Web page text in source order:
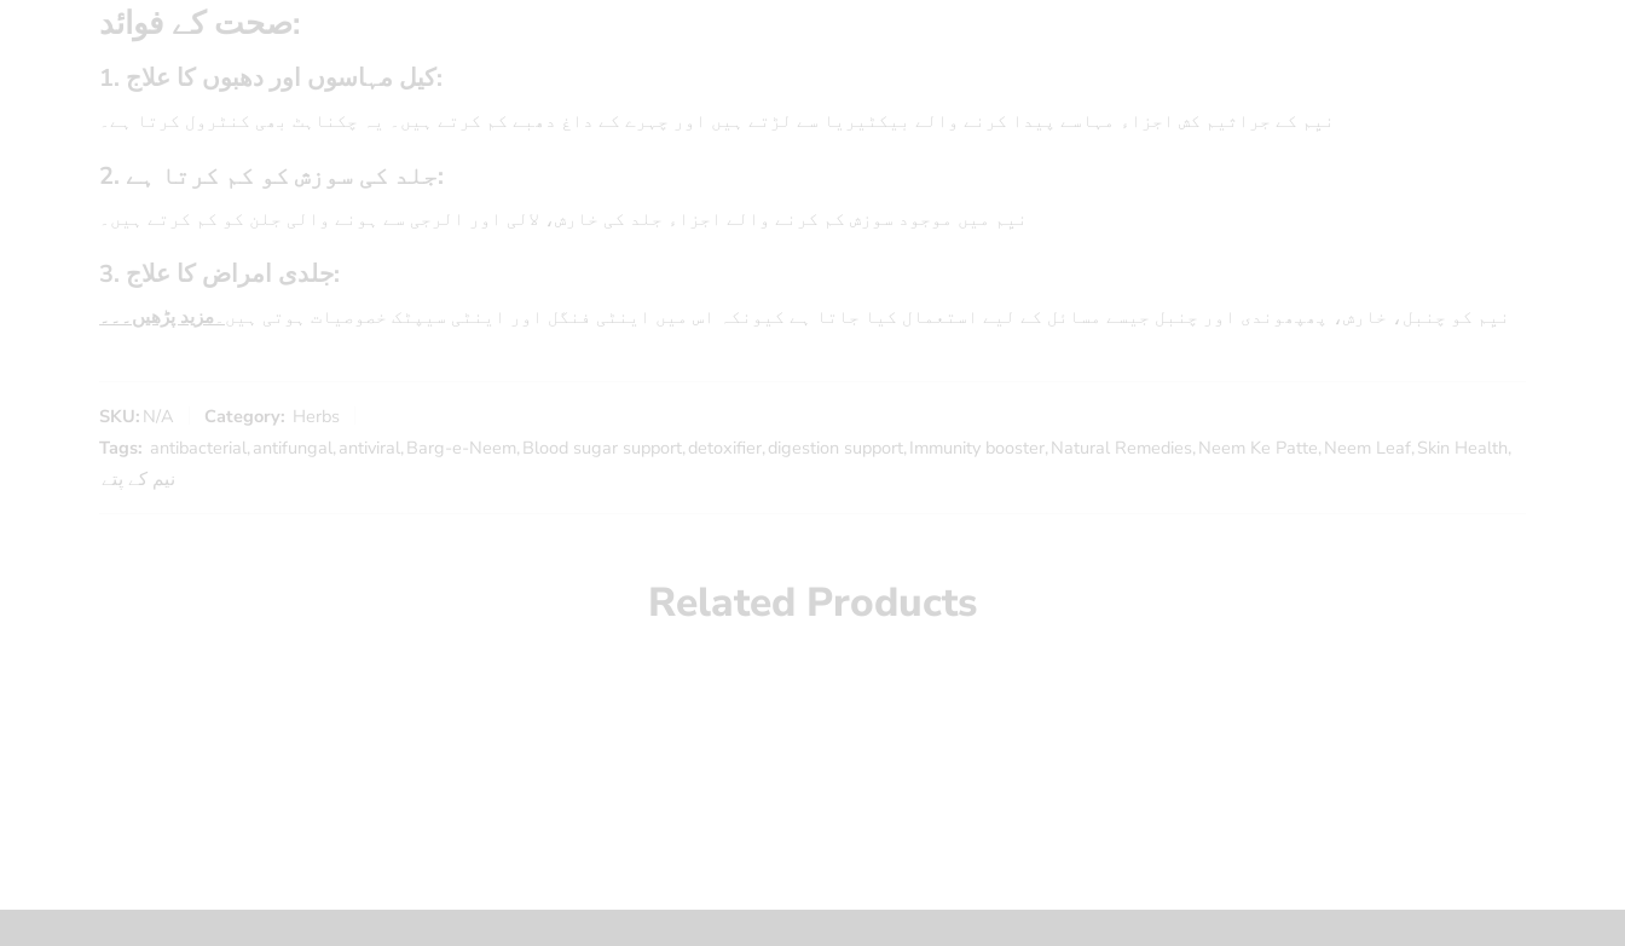
صحت کے فوائد:
1. کیل مہاسوں اور دھبوں کا علاج:
نیِم کے جراثیم کش اجزاء مہاسے پیدا کرنے والے بیکٹیریا سے لڑتے ہیں اور چہرے کے داغ دھبے کم کرتے ہیں۔ یہ چکناہٹ بھی کنٹرول کرتا ہے۔
2. جلد کی سوزش کو کم کرتا ہے:
نیِم میں موجود سوزش کم کرنے والے اجزاء جلد کی خارش، لالی اور الرجی سے ہونے والی جلن کو کم کرتے ہیں۔
3. جلدی امراض کا علاج:
نیِم کو چنبل، خارش، پھپھوندی اور چنبل جیسے مسائل کے لیے استعمال کیا جاتا ہے کیونکہ اس میں اینٹی فنگل اور اینٹی سیپٹک خصوصیات ہوتی ہیں ۔ مزید پڑھیں۔۔۔
SKU: N/A Category: Herbs
Tags: antibacterial, antifungal, antiviral, Barg-e-Neem, Blood sugar support, detoxifier, digestion support, Immunity booster, Natural Remedies, Neem Ke Patte, Neem Leaf, Skin Health,
نیم کے پتے
Related Products